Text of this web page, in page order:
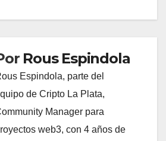
Rous Espindola
Espindola, parte del
de Cripto La Plata,
Manager para
web3, con 4 años de